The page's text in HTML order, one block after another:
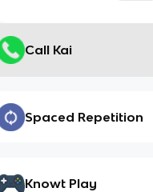
Call Kai
Spaced Repetition
Knowt Play